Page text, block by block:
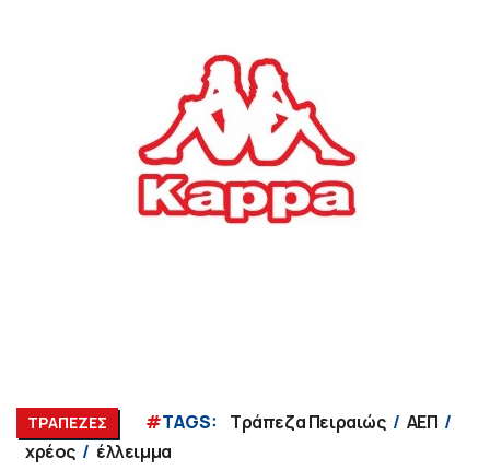
ΤΡΑΠΕΖΕΣ #TAGS: Τράπεζα Πειραιώς
ΑΕΠ
χρέος
έλλειμμα